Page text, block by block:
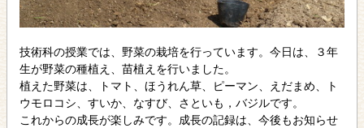
技術科の授業では、野菜の栽培を行っています。今日は、３年
生が野菜の種植え、苗植えを行いました。
植えた野菜は、トマト、ほうれん草、ピーマン、えだまめ、ト
ウモロコシ、すいか、なすび、さといも，バジルです。
これからの成長が楽しみです。成長の記録は、今後もお知らせ